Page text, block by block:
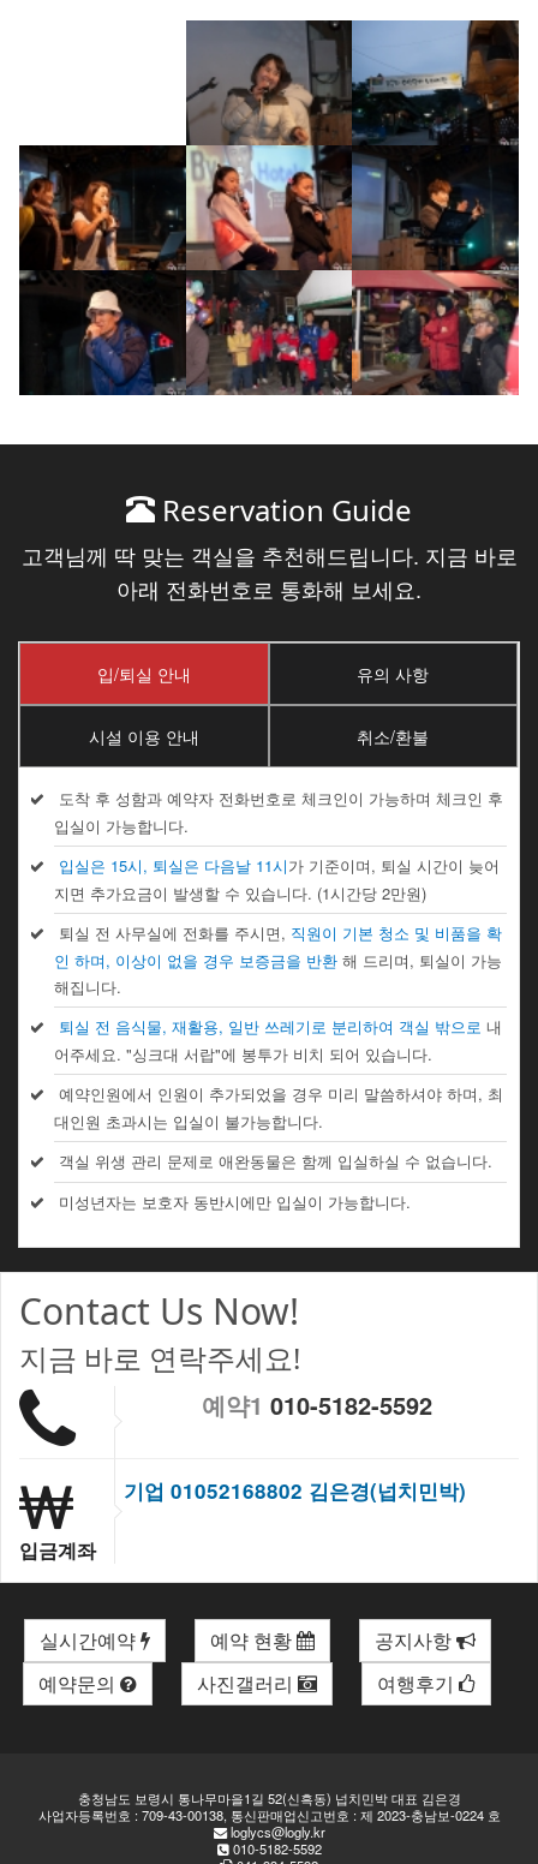
Reservation Guide
고객님께 딱 맞는 객실을 추천해드립니다. 지금 바로
아래 전화번호로 통화해 보세요.
입/퇴실 안내 유의 사항
시설 이용 안내 취소/환불
도착 후 성함과 예약자 전화번호로 체크인이 가능하며 체크인 후
입실이 가능합니다.
입실은 15시, 퇴실은 다음날 11시가 기준이며, 퇴실 시간이 늦어
지면 추가요금이 발생할 수 있습니다. (1시간당 2만원)
퇴실 전 사무실에 전화를 주시면, 직원이 기본 청소 및 비품을 확
인 하며, 이상이 없을 경우 보증금을 반환해 드리며, 퇴실이 가능
해집니다.
퇴실 전 음식물, 재활용, 일반 쓰레기로 분리하여 객실 밖으로 내
어주세요. "싱크대 서랍"에 봉투가 비치 되어 있습니다.
예약인원에서 인원이 추가되었을 경우 미리 말씀하셔야 하며, 최
대인원 초과시는 입실이 불가능합니다.
객실 위생 관리 문제로 애완동물은 함께 입실하실 수 없습니다.
미성년자는 보호자 동반시에만 입실이 가능합니다.
Contact Us Now!
지금 바로 연락주세요!
예약1 010-5182-5592
입금계좌
기업 01052168802 김은경(넙치민박)
실시간예약 예약 현황
공지사항
예약문의
사진갤러리 여행후기
충청남도 보령시 통나무마을1길 52(신흑동) 넙치민박 대표 김은경
사업자등록번호 : 709-43-00138, 통신판매업신고번호 : 제 2023-충남보-0224 호
loglycs@logly.kr
010-5182-5592